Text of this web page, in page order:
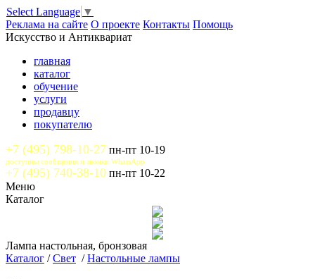
Select Language ▼
Реклама на сайте О проекте Контакты Помощь
Искусство и Антиквариат
главная
каталог
обучение
услуги
продавцу
покупателю
+7 (495) 798-10-27 пн-пт 10-19
доступны сообщения и звонки WhatsApp
+7 (495) 740-38-10 пн-пт 10-22
Меню
Каталог
Лампа настольная, бронзовая
Каталог /Свет /Настольные лампы